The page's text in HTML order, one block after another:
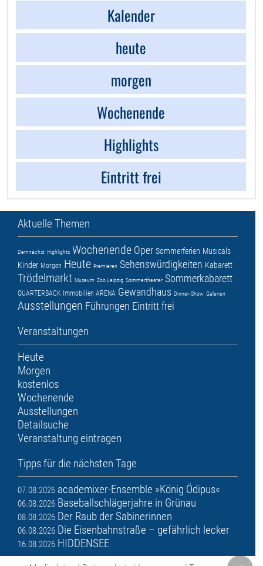
Kalender
heute
morgen
Wochenende
Highlights
Eintritt frei
Aktuelle Themen
Demnächst Highlights Wochenende Oper Sommerferien Musicals
Kinder Morgen Heute Premieren Sehenswürdigkeiten Kabarett
Trödelmarkt Museum Zoo Leipzig Sommertheater Sommerkabarett
QUARTERBACK Immobilien ARENA Gewandhaus Dinner-Show Galerien
Ausstellungen Führungen Eintritt frei
Veranstaltungen
Heute
Morgen
kostenlos
Wochenende
Ausstellungen
Detailsuche
Veranstaltung eintragen
Tipps für die nächsten Tage
07.08.2026 academixer-Ensemble »König Ödipus«
06.08.2026 Baseballschlägerjahre in Grünau
08.08.2026 Der Raub der Sabinerinnen
06.08.2026 Die Eisenbahnstraße – gefährlich lecker
16.08.2026 HIDDENSEE